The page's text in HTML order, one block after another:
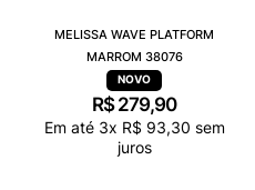
MELISSA WAVE PLATFORM
MARROM 38076
R$ 279,90
Em até 3x R$ 93,30 sem
juros